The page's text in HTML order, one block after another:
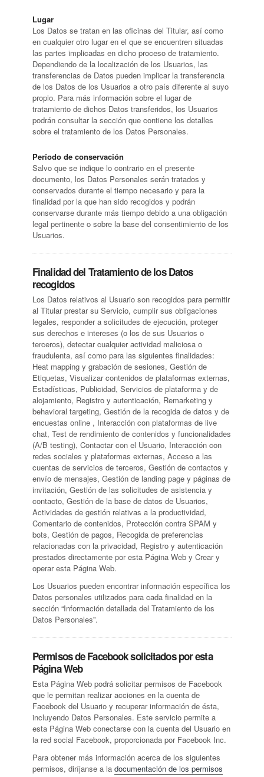
Lugar
Los Datos se tratan en las oficinas del Titular, así como
en cualquier otro lugar en el que se encuentren situadas
las partes implicadas en dicho proceso de tratamiento.
Dependiendo de la localización de los Usuarios, las
transferencias de Datos pueden implicar la transferencia
de los Datos de los Usuarios a otro país diferente al suyo
propio. Para más información sobre el lugar de
tratamiento de dichos Datos transferidos, los Usuarios
podrán consultar la sección que contiene los detalles
sobre el tratamiento de los Datos Personales.
Período de conservación
Salvo que se indique lo contrario en el presente
documento, los Datos Personales serán tratados y
conservados durante el tiempo necesario y para la
finalidad por la que han sido recogidos y podrán
conservarse durante más tiempo debido a una obligación
legal pertinente o sobre la base del consentimiento de los
Usuarios.
Finalidad del Tratamiento de los Datos
recogidos
Los Datos relativos al Usuario son recogidos para permitir
al Titular prestar su Servicio, cumplir sus obligaciones
legales, responder a solicitudes de ejecución, proteger
sus derechos e intereses (o los de sus Usuarios o
terceros), detectar cualquier actividad maliciosa o
fraudulenta, así como para las siguientes finalidades:
Heat mapping y grabación de sesiones, Gestión de
Etiquetas, Visualizar contenidos de plataformas externas,
Estadísticas, Publicidad, Servicios de plataforma y de
alojamiento, Registro y autenticación, Remarketing y
behavioral targeting, Gestión de la recogida de datos y de
encuestas online , Interacción con plataformas de live
chat, Test de rendimiento de contenidos y funcionalidades
(A/B testing), Contactar con el Usuario, Interacción con
redes sociales y plataformas externas, Acceso a las
cuentas de servicios de terceros, Gestión de contactos y
envío de mensajes, Gestión de landing page y páginas de
invitación, Gestión de las solicitudes de asistencia y
contacto, Gestión de la base de datos de Usuarios,
Actividades de gestión relativas a la productividad,
Comentario de contenidos, Protección contra SPAM y
bots, Gestión de pagos, Recogida de preferencias
relacionadas con la privacidad, Registro y autenticación
prestados directamente por esta Página Web y Crear y
operar esta Página Web.
Los Usuarios pueden encontrar información específica los
Datos personales utilizados para cada finalidad en la
sección “Información detallada del Tratamiento de los
Datos Personales”.
Permisos de Facebook solicitados por esta
Página Web
Esta Página Web podrá solicitar permisos de Facebook
que le permitan realizar acciones en la cuenta de
Facebook del Usuario y recuperar información de ésta,
incluyendo Datos Personales. Este servicio permite a
esta Página Web conectarse con la cuenta del Usuario en
la red social Facebook, proporcionada por Facebook Inc.
Para obtener más información acerca de los siguientes
permisos, diríjanse a la documentación de los permisos